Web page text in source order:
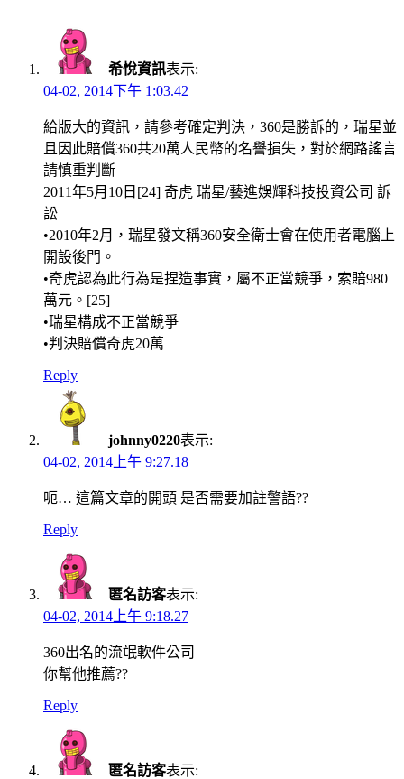
希悅資訊表示:
04-02, 2014下午 1:03.42
給版大的資訊，請參考確定判決，360是勝訴的，瑞星並
且因此賠償360共20萬人民幣的名譽損失，對於網路謠言
請慎重判斷
2011年5月10日[24] 奇虎 瑞星/藝進娛輝科技投資公司 訴
訟
•2010年2月，瑞星發文稱360安全衛士會在使用者電腦上
開設後門。
•奇虎認為此行為是捏造事實，屬不正當競爭，索賠980
萬元。[25]
•瑞星構成不正當競爭
•判決賠償奇虎20萬
Reply
johnny0220表示:
04-02, 2014上午 9:27.18
呃… 這篇文章的開頭 是否需要加註警語??
Reply
匿名訪客表示:
04-02, 2014上午 9:18.27
360出名的流氓軟件公司
你幫他推薦??
Reply
匿名訪客表示: